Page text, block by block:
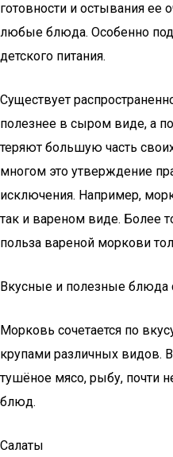
готовности и остывания
любые блюда. Особенно
детского питания.
Существует
полезнее в сыром виде, а
теряют большую часть
многом это утверждение
исключения. Например,
так и вареном виде. Более
польза вареной моркови
Вкусные и полезные блюда
Морковь сочетается по
крупами различных видов.
тушёное мясо, рыбу, почти
блюд.
Салаты